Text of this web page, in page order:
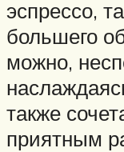
эспрессо,
большего
можно,
также
приятным